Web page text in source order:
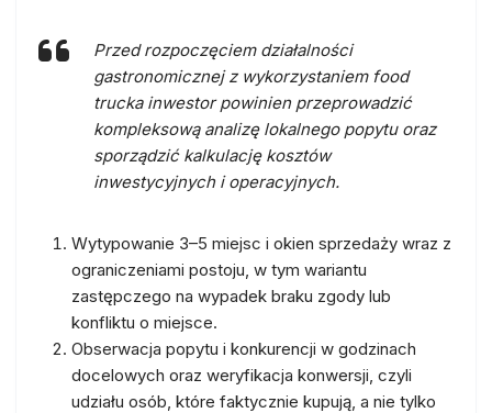
Przed rozpoczęciem działalności
gastronomicznej z wykorzystaniem food
trucka inwestor powinien przeprowadzić
kompleksową analizę lokalnego popytu oraz
sporządzić kalkulację kosztów
inwestycyjnych i operacyjnych.
Wytypowanie 3–5 miejsc i okien sprzedaży wraz z
ograniczeniami postoju, w tym wariantu
zastępczego na wypadek braku zgody lub
konfliktu o miejsce.
Obserwacja popytu i konkurencji w godzinach
docelowych oraz weryfikacja konwersji, czyli
udziału osób, które faktycznie kupują, a nie tylko